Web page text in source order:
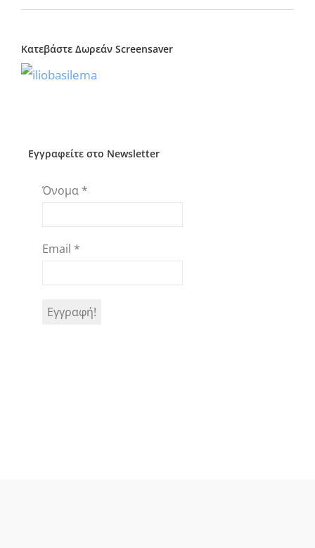
Κατεβάστε Δωρεάν Screensaver
Εγγραφείτε στο Newsletter
Όνομα *
Email *